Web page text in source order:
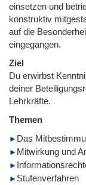
einsetzen und
konstruktiv
auf die
eingegangen.
Ziel
Du erwirbst
deiner
Lehrkräfte.
Themen
Das
Mitwirkung und
Stufenverfahren